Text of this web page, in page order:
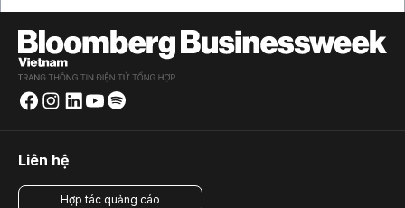
Liên hệ
Hợp tác quảng cáo